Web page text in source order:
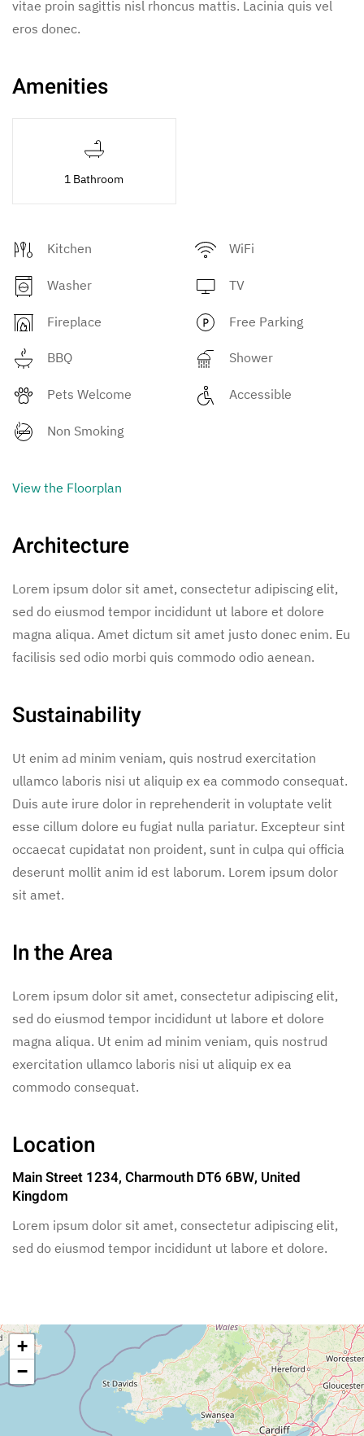
vitae proin sagittis nisl rhoncus mattis. Lacinia quis vel
eros donec.
Amenities
1 Bathroom
Kitchen WiFi
Washer TV
Fireplace Free Parking
BBQ Shower
Pets Welcome Accessible
Non Smoking
View the Floorplan
Architecture
Lorem ipsum dolor sit amet, consectetur adipiscing elit,
sed do eiusmod tempor incididunt ut labore et dolore
magna aliqua. Amet dictum sit amet justo donec enim. Eu
facilisis sed odio morbi quis commodo odio aenean.
Sustainability
Ut enim ad minim veniam, quis nostrud exercitation
ullamco laboris nisi ut aliquip ex ea commodo consequat.
Duis aute irure dolor in reprehenderit in voluptate velit
esse cillum dolore eu fugiat nulla pariatur. Excepteur sint
occaecat cupidatat non proident, sunt in culpa qui officia
deserunt mollit anim id est laborum. Lorem ipsum dolor
sit amet.
In the Area
Lorem ipsum dolor sit amet, consectetur adipiscing elit,
sed do eiusmod tempor incididunt ut labore et dolore
magna aliqua. Ut enim ad minim veniam, quis nostrud
exercitation ullamco laboris nisi ut aliquip ex ea
commodo consequat.
Location
Main Street 1234, Charmouth DT6 6BW, United
Kingdom
Lorem ipsum dolor sit amet, consectetur adipiscing elit,
sed do eiusmod tempor incididunt ut labore et dolore.
+
−